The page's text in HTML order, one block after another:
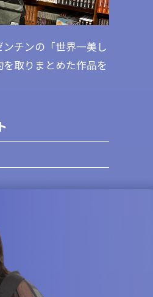
チンの「世界一美し
取りまとめた作品を